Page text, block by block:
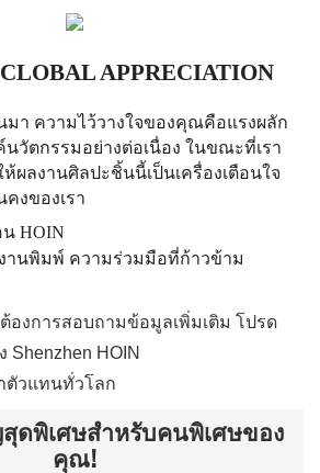
APPRECIATION
า ความไว้วางใจของคุณคือแรงผลัก
นวัตกรรมอย่างต่อเนื่อง ในขณะที่เรา
ผลงานศิลปะชิ้นนี้เป็นเครื่องเตือนใจ
งของเรา
HOIN
านพิมพ์ ความร่วมมือที่ก้าวข้าม
งการสอบถามข้อมูลเพิ่มเติม โปรด
HOIN
ตัวแทนทั่วโลก
ดพิเศษสำหรับคนพิเศษของ
คุณ!